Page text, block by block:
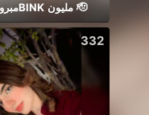
مبروك44BlNK مليون 🫡
332